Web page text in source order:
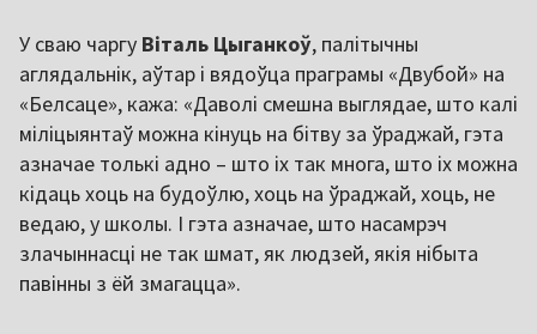
У сваю чаргу Віталь Цыганкоў, палітычны
аглядальнік, аўтар і вядоўца праграмы «Двубой» на
«Белсаце», кажа: «Даволі смешна выглядае, што калі
міліцыянтаў можна кінуць на бітву за ўраджай, гэта
азначае толькі адно – што іх так многа, што іх можна
кідаць хоць на будоўлю, хоць на ўраджай, хоць, не
ведаю, у школы. І гэта азначае, што насамрэч
злачыннасці не так шмат, як людзей, якія нібыта
павінны з ёй змагацца».